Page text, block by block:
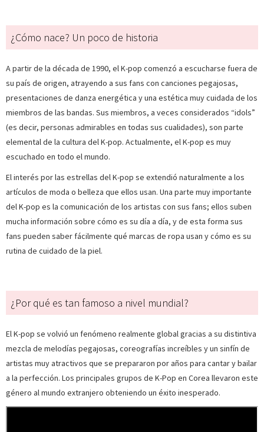
¿Cómo nace? Un poco de historia
A partir de la década de 1990, el K-pop comenzó a escucharse fuera de
su país de origen, atrayendo a sus fans con canciones pegajosas,
presentaciones de danza energética y una estética muy cuidada de los
miembros de las bandas. Sus miembros, a veces considerados “idols”
(es decir, personas admirables en todas sus cualidades), son parte
elemental de la cultura del K-pop. Actualmente, el K-pop es muy
escuchado en todo el mundo.
El interés por las estrellas del K-pop se extendió naturalmente a los
artículos de moda o belleza que ellos usan. Una parte muy importante
del K-pop es la comunicación de los artistas con sus fans; ellos suben
mucha información sobre cómo es su día a día, y de esta forma sus
fans pueden saber fácilmente qué marcas de ropa usan y cómo es su
rutina de cuidado de la piel.
¿Por qué es tan famoso a nivel mundial?
El K-pop se volvió un fenómeno realmente global gracias a su distintiva
mezcla de melodías pegajosas, coreografías increíbles y un sinfín de
artistas muy atractivos que se prepararon por años para cantar y bailar
a la perfección. Los principales grupos de K-Pop en Corea llevaron este
género al mundo extranjero obteniendo un éxito inesperado.